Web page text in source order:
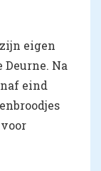
eigen
Na
eind